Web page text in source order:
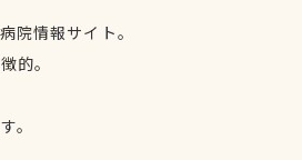
院情報サイト。
的。
。